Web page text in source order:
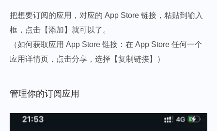
把想要订阅的应用，对应的 App Store 链接，粘贴到输入
框，点击【添加】就可以了。
（如何获取应用 App Store 链接：在 App Store 任何一个
应用详情页，点击分享，选择【复制链接】）
管理你的订阅应用